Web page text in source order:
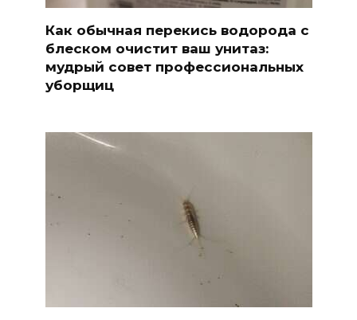
Как обычная перекись водорода с
блеском очистит ваш унитаз:
мудрый совет профессиональных
уборщиц